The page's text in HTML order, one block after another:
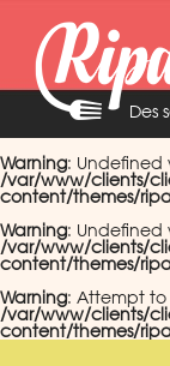
Des
Warning:
/var/www/clients/
content/themes/
Warning:
/var/www/clients/
content/themes/
Warning: Attempt to
/var/www/clients/
content/themes/